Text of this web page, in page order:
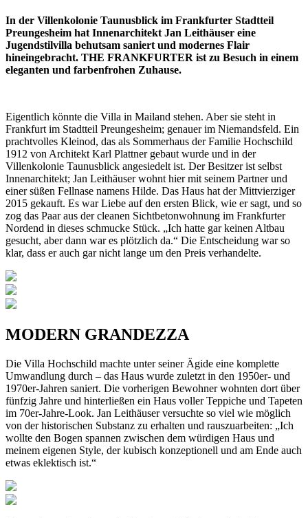
In der Villenkolonie Taunusblick im Frankfurter Stadtteil
Preungesheim hat Innenarchitekt Jan Leithäuser eine
Jugendstilvilla behutsam saniert und modernes Flair
hineingebracht. THE FRANKFURTER ist zu Besuch in einem
eleganten und farbenfrohen Zuhause.
Eigentlich könnte die Villa in Mailand stehen. Aber sie steht in
Frankfurt im Stadtteil Preungesheim; genauer im Niemandsfeld. Ein
prachtvolles Kleinod, das als Sommerhaus der Familie Hochschild
1912 von Architekt Karl Plattner gebaut wurde und in der
Villenkolonie Taunusblick angesiedelt ist. Der Besitzer ist selbst
Innenarchitekt; Jan Leithäuser wohnt hier mit seinem Partner und
einer süßen Fellnase namens Hilde. Das Haus hat der Mittvierziger
2015 gekauft. Es war Liebe auf den ersten Blick, wie er sagt, und so
zog das Paar aus der cleanen Sichtbetonwohnung im Frankfurter
Nordend in dieses schmucke Stück. „Ich hatte gar keinen Altbau
gesucht, aber dann war es plötzlich da.“ Die Entscheidung war so
klar, dass er auch gar nicht lange um den Preis verhandelte.
MODERN GRANDEZZA
Die Villa Hochschild machte unter seiner Ägide eine komplette
Umwandlung durch – das Haus wurde zuletzt in den 1950er- und
1970er-Jahren saniert. Die vorherigen Bewohner wohnten dort über
fünfzig Jahre und hinterließen ein Haus voller Teppiche und Tapeten
im 70er-Jahre-Look. Jan Leithäuser versuchte so viel wie möglich
von der historischen Substanz zu erhalten und rauszuarbeiten: „Ich
wollte den Bogen spannen zwischen dem würdigen Haus und
meinem eigenen Style, der kubisch konzeptionell und am Ende auch
etwas eklektisch ist.“